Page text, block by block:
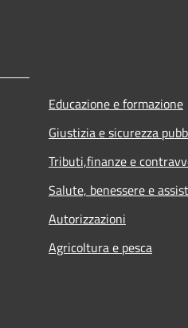
Educazione e formazione
Giustizia e sicurezza
Tributi,finanze e
Salute, benessere e
Autorizzazioni
Agricoltura e pesca